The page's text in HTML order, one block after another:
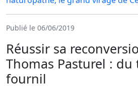
Publié le 06/06/2019
Réussir sa
Thomas Pasturel :
fournil